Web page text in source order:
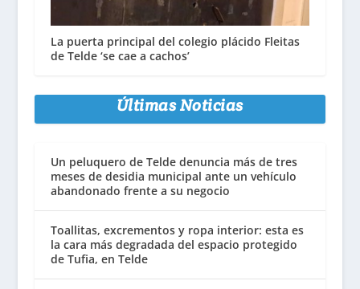
La puerta principal del colegio plácido Fleitas
de Telde ‘se cae a cachos’
Últimas Noticias
Un peluquero de Telde denuncia más de tres
meses de desidia municipal ante un vehículo
abandonado frente a su negocio
Toallitas, excrementos y ropa interior: esta es
la cara más degradada del espacio protegido
de Tufia, en Telde